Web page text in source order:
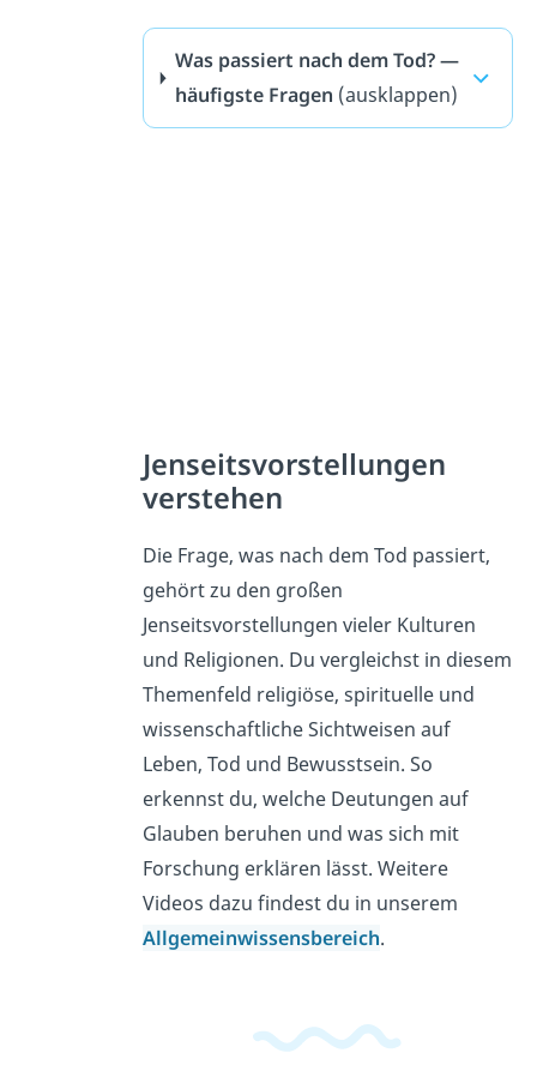
Was passiert nach dem Tod? —
häufigste Fragen (ausklappen)
Jenseitsvorstellungen
verstehen
Die Frage, was nach dem Tod passiert,
gehört zu den großen
Jenseitsvorstellungen vieler Kulturen
und Religionen. Du vergleichst in diesem
Themenfeld religiöse, spirituelle und
wissenschaftliche Sichtweisen auf
Leben, Tod und Bewusstsein. So
erkennst du, welche Deutungen auf
Glauben beruhen und was sich mit
Forschung erklären lässt. Weitere
Videos dazu findest du in unserem
Allgemeinwissensbereich.